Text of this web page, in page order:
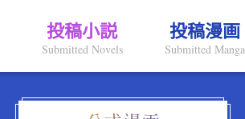
投稿小説
Submitted Novels
投稿漫画
Submitted Manga